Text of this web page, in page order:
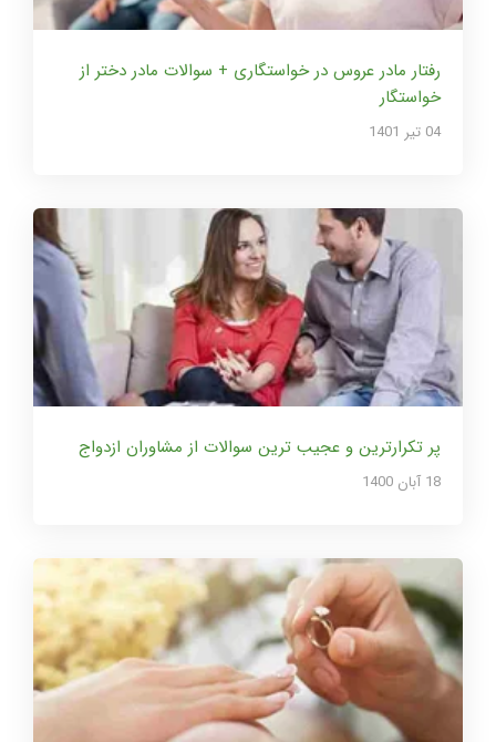
رفتار مادر عروس در خواستگاری + سوالات مادر دختر از
خواستگار
04 تير 1401
پر تکرارترین و عجیب ترین سوالات از مشاوران ازدواج
18 آبان 1400